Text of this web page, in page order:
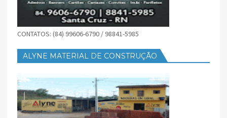
CONTATOS: (84) 99606-6790 / 98841-5985
ALYNE MATERIAL DE CONSTRUÇÃO